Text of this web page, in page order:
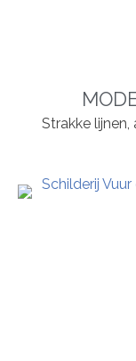
Strakke lijnen,